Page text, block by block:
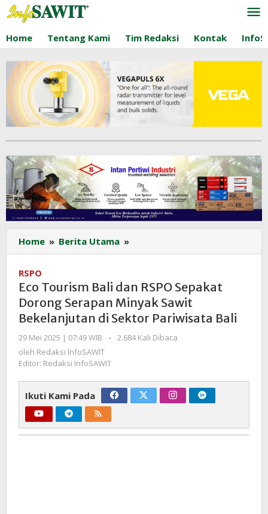
Lewati
ke
konten
Home Tentang Kami Tim Redaksi Kontak
Home » Berita Utama »
Tourism
RSPO
Sepakat
Dorong
Serapan
di
Sektor
RSPO
Eco Tourism Bali dan RSPO Sepakat
Dorong Serapan Minyak Sawit
Bekelanjutan di Sektor Pariwisata Bali
29 Mei 2025 | 07:49 WIB
oleh
InfoSAWIT
-
2.684 Kali Dibaca
oleh Redaksi InfoSAWIT
Editor: Redaksi InfoSAWIT
Ikuti Kami Pada